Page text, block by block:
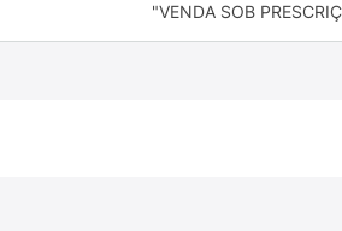
"VENDA SOB